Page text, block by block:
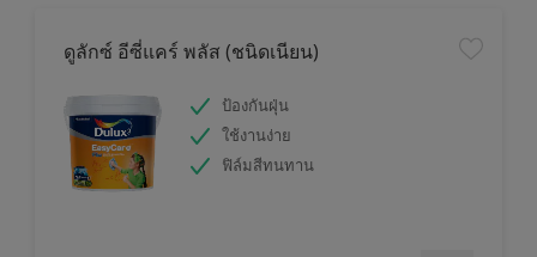
ดูลักซ์ อีซี่แคร์ พลัส (ชนิดเนียน)
ป้องกันฝุ่น
ใช้งานง่าย
ฟิล์มสีทนทาน